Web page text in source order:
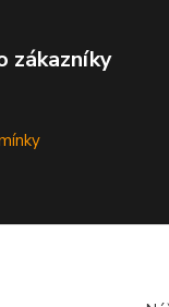
zákazníky